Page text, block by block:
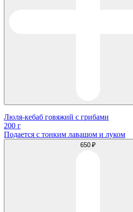
Люля-кебаб говяжий с грибами
200 г
Подается с тонким лавашом и луком
650 ₽